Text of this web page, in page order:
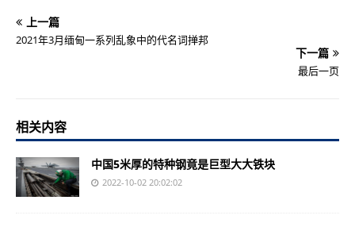
上一篇
2021年3月缅甸一系列乱象中的代名词掸邦
下一篇
最后一页
相关内容
中国5米厚的特种钢竟是巨型大大铁块
2022-10-02 20:02:02